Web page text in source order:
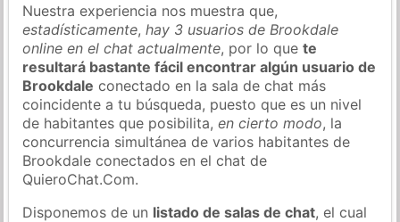
Nuestra experiencia nos muestra que,
estadísticamente,hay 3 usuarios de Brookdale
online en el chat actualmente, por lo quete
resultará bastante fácil encontrar algún usuario de
Brookdale conectado en la sala de chat más
coincidente a tu búsqueda, puesto que es un nivel
de habitantes que posibilita,en cierto modo, la
concurrencia simultánea de varios habitantes de
Brookdale conectados en el chat de
QuieroChat.Com.
Disponemos de un listado de salas de chat, el cual